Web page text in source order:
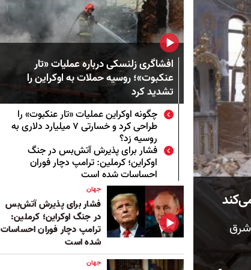
در شرق
افشاگری زلنسکی درباره عملیات «تار
عنکبوت»؛ روسیه حملات به اوکراین را
تشدید کرد
چگونه اوکراین عملیات «تار عنکبوت» را
طراحی کرد و خسارتی ۷ میلیارد دلاری به
روسیه زد؟
فشار برای پذیرش آتش‌بس در جنگ
اوکراین؛ کرملین: ترامپ دچار فوران
احساسات شده است
جهان
فشار برای پذیرش آتش‌بس
در جنگ اوکراین؛ کرملین:
ترامپ دچار فوران احساسات
شده است
جهان